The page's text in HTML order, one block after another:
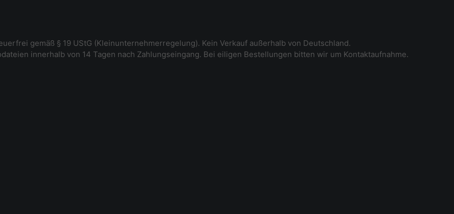
gemäß § 19 UStG (Kleinunternehmerregelung). Kein Verkauf außerhalb von Deutschland.
innerhalb von 14 Tagen nach Zahlungseingang. Bei eiligen Bestellungen bitten wir um Kontaktaufnahme.